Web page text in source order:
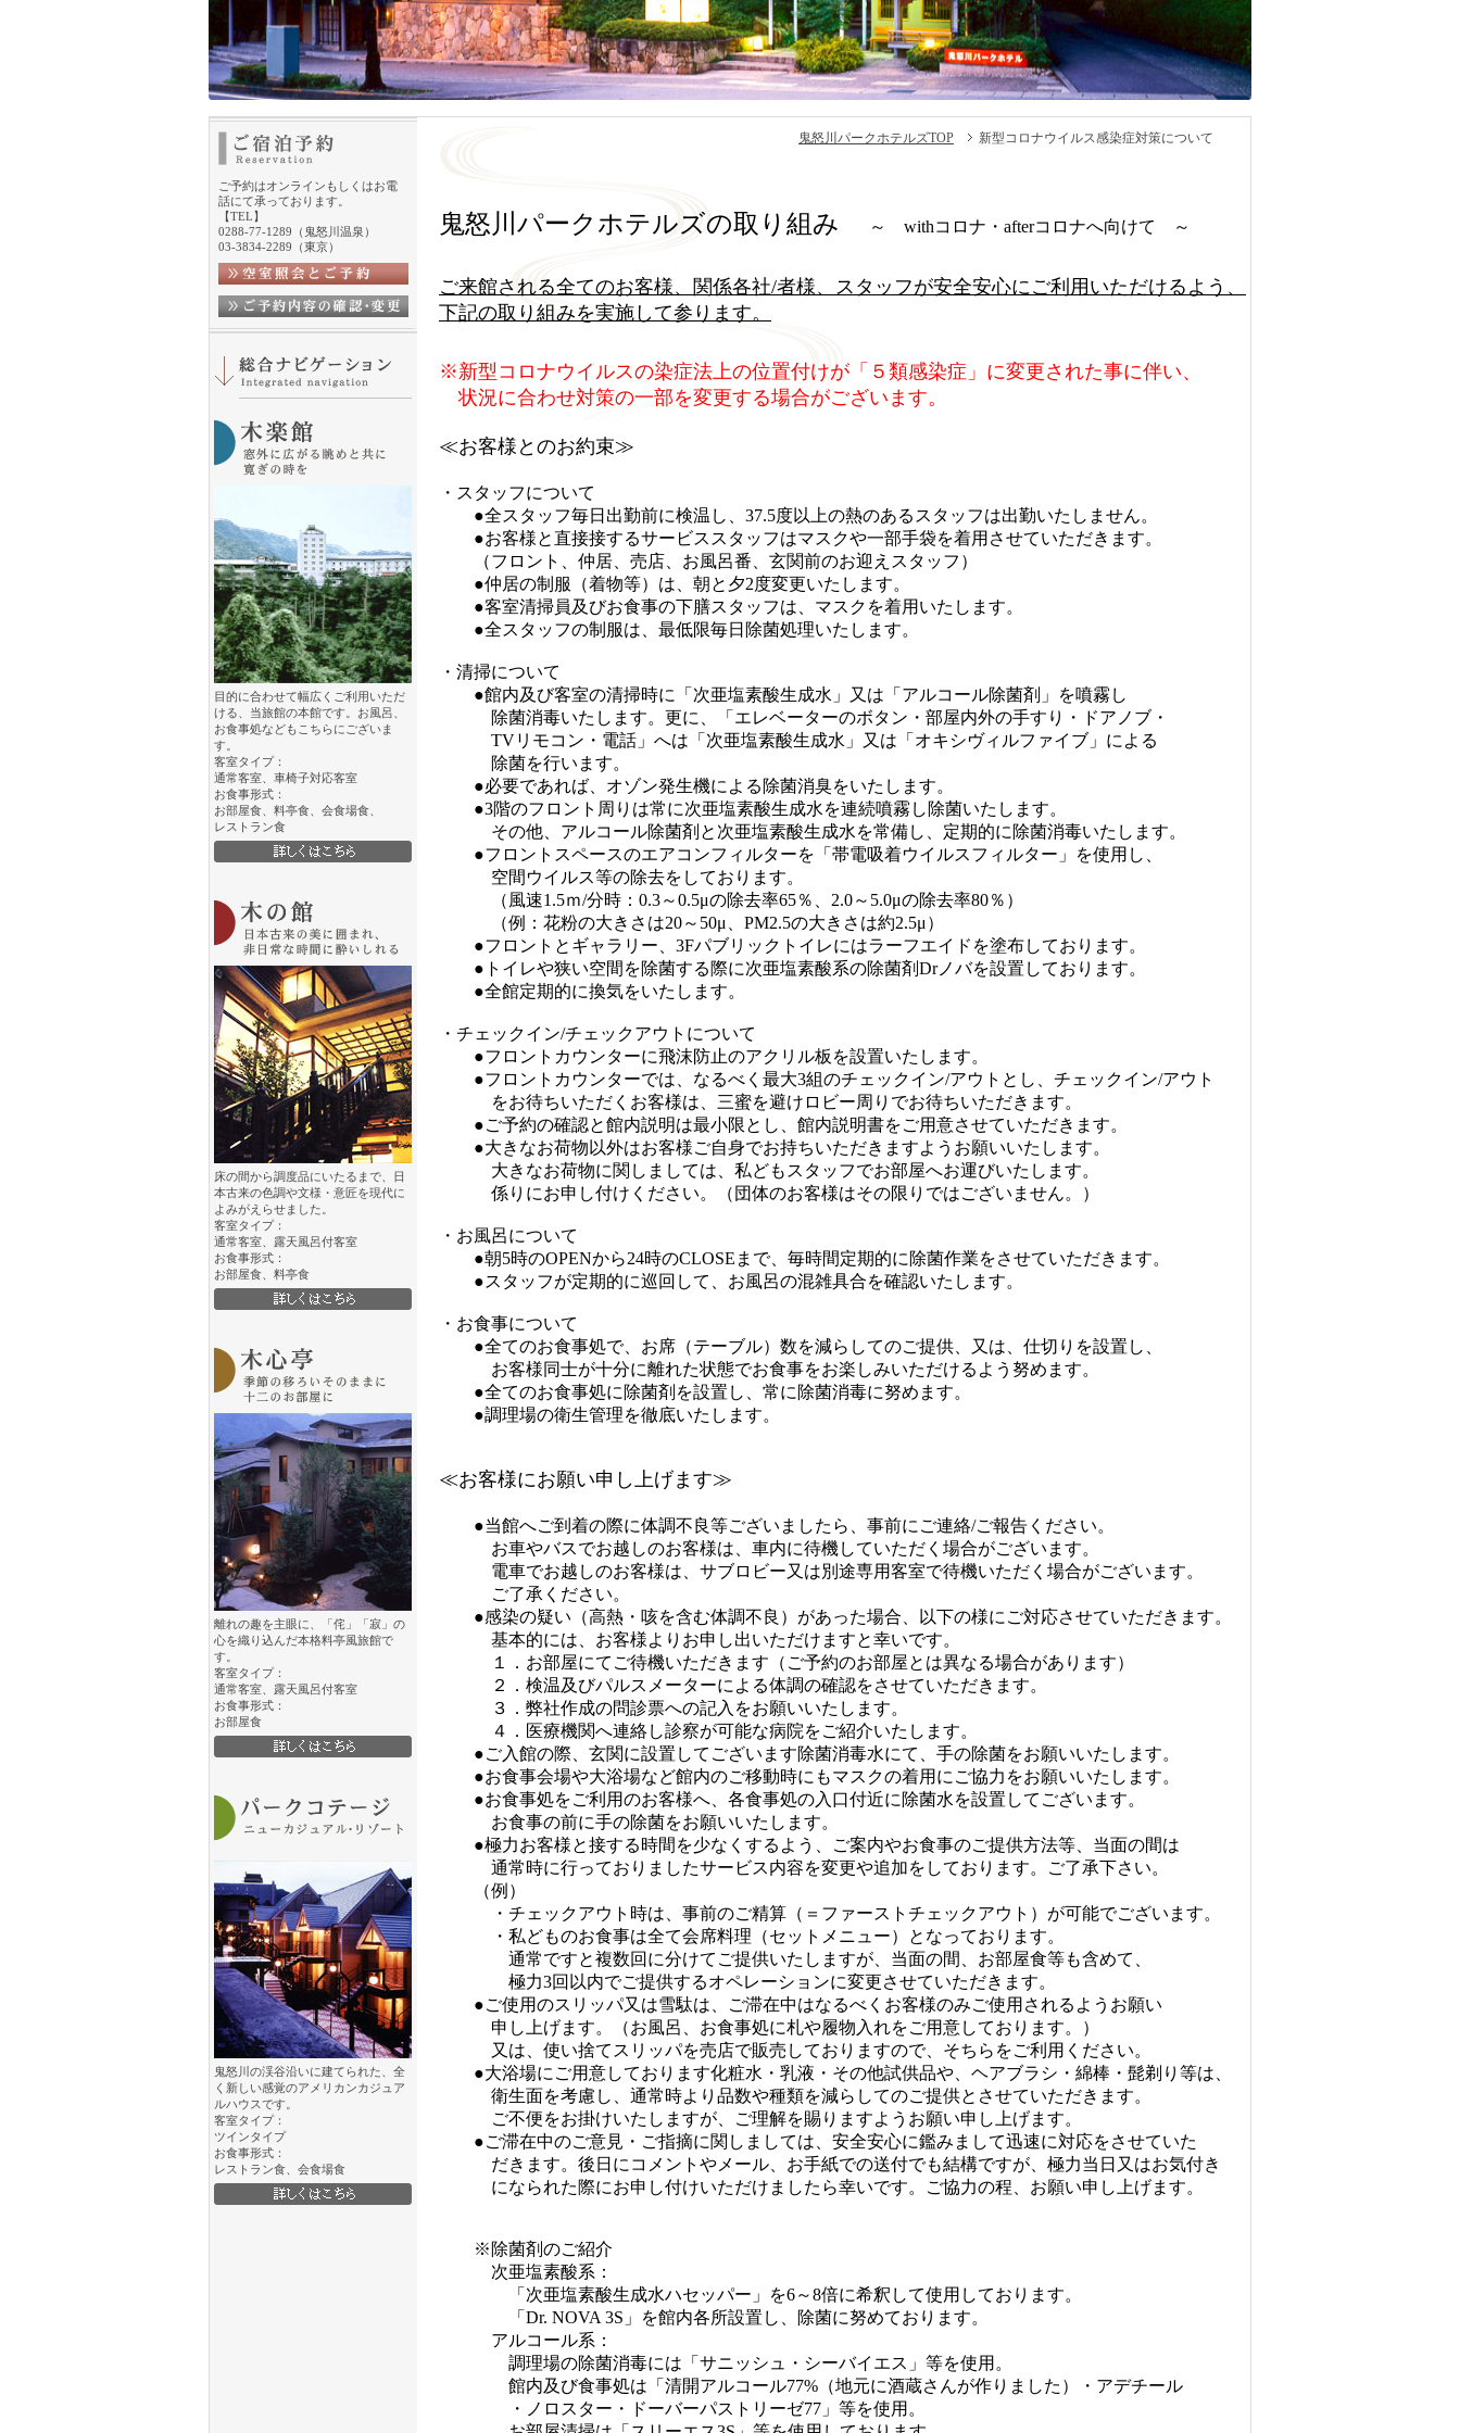
ご予約はオンラインもしくはお電
話にて承っております。
【TEL】
0288-77-1289（鬼怒川温泉）
03-3834-2289（東京）
目的に合わせて幅広くご利用いただ
ける、当旅館の本館です。お風呂、
お食事処などもこちらにございま
す。
客室タイプ：
通常客室、車椅子対応客室
お食事形式：
お部屋食、料亭食、会食場食、
レストラン食
床の間から調度品にいたるまで、日
本古来の色調や文様・意匠を現代に
よみがえらせました。
客室タイプ：
通常客室、露天風呂付客室
お食事形式：
お部屋食、料亭食
離れの趣を主眼に、「侘」「寂」の
心を織り込んだ本格料亭風旅館で
す。
客室タイプ：
通常客室、露天風呂付客室
お食事形式：
お部屋食
鬼怒川の渓谷沿いに建てられた、全
く新しい感覚のアメリカンカジュア
ルハウスです。
客室タイプ：
ツインタイプ
お食事形式：
レストラン食、会食場食
鬼怒川パークホテルズTOP 新型コロナウイルス感染症対策について
鬼怒川パークホテルズの取り組み ～ withコロナ・afterコロナへ向けて ～
ご来館される全てのお客様、関係各社/者様、スタッフが安全安心にご利用いただけるよう、
下記の取り組みを実施して参ります。
※新型コロナウイルスの染症法上の位置付けが「５類感染症」に変更された事に伴い、
状況に合わせ対策の一部を変更する場合がございます。
≪お客様とのお約束≫
・スタッフについて
●全スタッフ毎日出勤前に検温し、37.5度以上の熱のあるスタッフは出勤いたしません。
●お客様と直接接するサービススタッフはマスクや一部手袋を着用させていただきます。
（フロント、仲居、売店、お風呂番、玄関前のお迎えスタッフ）
●仲居の制服（着物等）は、朝と夕2度変更いたします。
●客室清掃員及びお食事の下膳スタッフは、マスクを着用いたします。
●全スタッフの制服は、最低限毎日除菌処理いたします。
・清掃について
●館内及び客室の清掃時に「次亜塩素酸生成水」又は「アルコール除菌剤」を噴霧し
除菌消毒いたします。更に、「エレベーターのボタン・部屋内外の手すり・ドアノブ・
TVリモコン・電話」へは「次亜塩素酸生成水」又は「オキシヴィルファイブ」による
除菌を行います。
●必要であれば、オゾン発生機による除菌消臭をいたします。
●3階のフロント周りは常に次亜塩素酸生成水を連続噴霧し除菌いたします。
その他、アルコール除菌剤と次亜塩素酸生成水を常備し、定期的に除菌消毒いたします。
●フロントスペースのエアコンフィルターを「帯電吸着ウイルスフィルター」を使用し、
空間ウイルス等の除去をしております。
（風速1.5ｍ/分時：0.3～0.5μの除去率65％、2.0～5.0μの除去率80％）
（例：花粉の大きさは20～50μ、PM2.5の大きさは約2.5μ）
●フロントとギャラリー、3Fパブリックトイレにはラーフエイドを塗布しております。
●トイレや狭い空間を除菌する際に次亜塩素酸系の除菌剤Drノバを設置しております。
●全館定期的に換気をいたします。
・チェックイン/チェックアウトについて
●フロントカウンターに飛沫防止のアクリル板を設置いたします。
●フロントカウンターでは、なるべく最大3組のチェックイン/アウトとし、チェックイン/アウト
をお待ちいただくお客様は、三蜜を避けロビー周りでお待ちいただきます。
●ご予約の確認と館内説明は最小限とし、館内説明書をご用意させていただきます。
●大きなお荷物以外はお客様ご自身でお持ちいただきますようお願いいたします。
大きなお荷物に関しましては、私どもスタッフでお部屋へお運びいたします。
係りにお申し付けください。（団体のお客様はその限りではございません。）
・お風呂について
●朝5時のOPENから24時のCLOSEまで、毎時間定期的に除菌作業をさせていただきます。
●スタッフが定期的に巡回して、お風呂の混雑具合を確認いたします。
・お食事について
●全てのお食事処で、お席（テーブル）数を減らしてのご提供、又は、仕切りを設置し、
お客様同士が十分に離れた状態でお食事をお楽しみいただけるよう努めます。
●全てのお食事処に除菌剤を設置し、常に除菌消毒に努めます。
●調理場の衛生管理を徹底いたします。
≪お客様にお願い申し上げます≫
●当館へご到着の際に体調不良等ございましたら、事前にご連絡/ご報告ください。
お車やバスでお越しのお客様は、車内に待機していただく場合がございます。
電車でお越しのお客様は、サブロビー又は別途専用客室で待機いただく場合がございます。
ご了承ください。
●感染の疑い（高熱・咳を含む体調不良）があった場合、以下の様にご対応させていただきます。
基本的には、お客様よりお申し出いただけますと幸いです。
１．お部屋にてご待機いただきます（ご予約のお部屋とは異なる場合があります）
２．検温及びパルスメーターによる体調の確認をさせていただきます。
３．弊社作成の問診票への記入をお願いいたします。
４．医療機関へ連絡し診察が可能な病院をご紹介いたします。
●ご入館の際、玄関に設置してございます除菌消毒水にて、手の除菌をお願いいたします。
●お食事会場や大浴場など館内のご移動時にもマスクの着用にご協力をお願いいたします。
●お食事処をご利用のお客様へ、各食事処の入口付近に除菌水を設置してございます。
お食事の前に手の除菌をお願いいたします。
●極力お客様と接する時間を少なくするよう、ご案内やお食事のご提供方法等、当面の間は
通常時に行っておりましたサービス内容を変更や追加をしております。ご了承下さい。
（例）
・チェックアウト時は、事前のご精算（＝ファーストチェックアウト）が可能でございます。
・私どものお食事は全て会席料理（セットメニュー）となっております。
通常ですと複数回に分けてご提供いたしますが、当面の間、お部屋食等も含めて、
極力3回以内でご提供するオペレーションに変更させていただきます。
●ご使用のスリッパ又は雪駄は、ご滞在中はなるべくお客様のみご使用されるようお願い
申し上げます。（お風呂、お食事処に札や履物入れをご用意しております。）
又は、使い捨てスリッパを売店で販売しておりますので、そちらをご利用ください。
●大浴場にご用意しております化粧水・乳液・その他試供品や、ヘアブラシ・綿棒・髭剃り等は、
衛生面を考慮し、通常時より品数や種類を減らしてのご提供とさせていただきます。
ご不便をお掛けいたしますが、ご理解を賜りますようお願い申し上げます。
●ご滞在中のご意見・ご指摘に関しましては、安全安心に鑑みまして迅速に対応をさせていた
だきます。後日にコメントやメール、お手紙での送付でも結構ですが、極力当日又はお気付き
になられた際にお申し付けいただけましたら幸いです。ご協力の程、お願い申し上げます。
※除菌剤のご紹介
次亜塩素酸系：
「次亜塩素酸生成水ハセッパー」を6～8倍に希釈して使用しております。
「Dr. NOVA 3S」を館内各所設置し、除菌に努めております。
アルコール系：
調理場の除菌消毒には「サニッシュ・シーバイエス」等を使用。
館内及び食事処は「清開アルコール77%（地元に酒蔵さんが作りました）・アデチール
・ノロスター・ドーバーパストリーゼ77」等を使用。